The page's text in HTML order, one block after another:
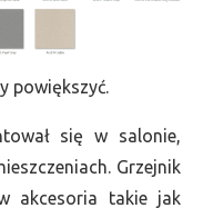
powiększyć.
się w salonie,
Grzejnik
akcesoria takie jak